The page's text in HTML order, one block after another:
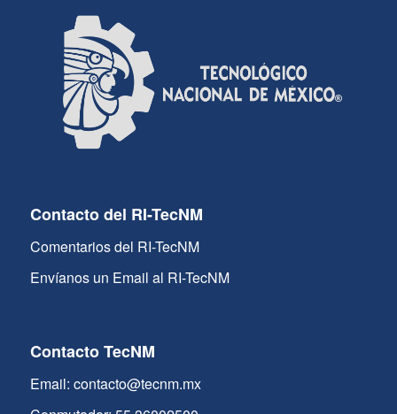
Contacto del RI-TecNM
Comentarios del RI-TecNM
Envíanos un Email al RI-TecNM
Contacto TecNM
Email: contacto@tecnm.mx